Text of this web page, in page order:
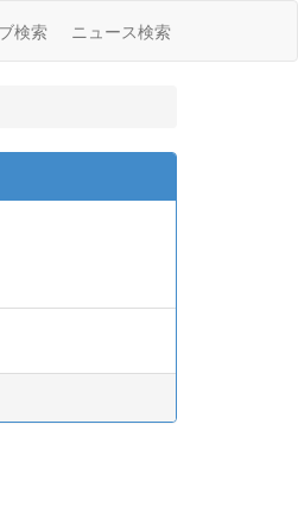
検索 ニュース検索